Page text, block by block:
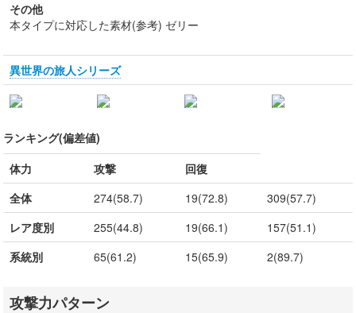
その他
本タイプに対応した素材(参考) ゼリー
異世界の旅人シリーズ
ランキング(偏差値)
体力
攻撃
回復
全体
274(58.7) 19(72.8)
309(57.7)
レア度別
255(44.8) 19(66.1)
157(51.1)
系統別
65(61.2) 15(65.9) 2(89.7)
攻撃力パターン